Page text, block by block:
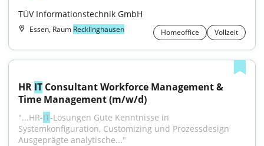
TÜV Informationstechnik GmbH
Essen, Raum Recklinghausen Homeoffice Vollzeit
HR IT Consultant Workforce Management &
Time Management (m/w/d)
"...HR-IT-Lösungen Gute Kenntnisse in
Systemkonfiguration, Customizing und Prozessdesign
Ausgeprägte analytische..."